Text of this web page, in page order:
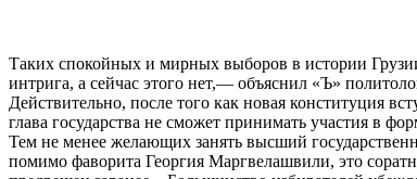
Таких спокойных и мирных выборов в истории
интрига, а сейчас этого нет,— объяснил «Ъ»
Действительно, после того как новая конституция
глава государства не сможет принимать участия в
Тем не менее желающих занять высший
помимо фаворита Георгия Маргвелашвили, это